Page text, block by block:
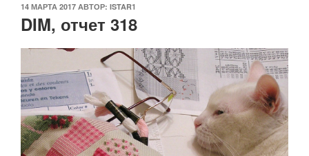
ОПУБЛИКОВАНО
14 МАРТА 2017 АВТОР: ISTAR1
DIM, отчет 318